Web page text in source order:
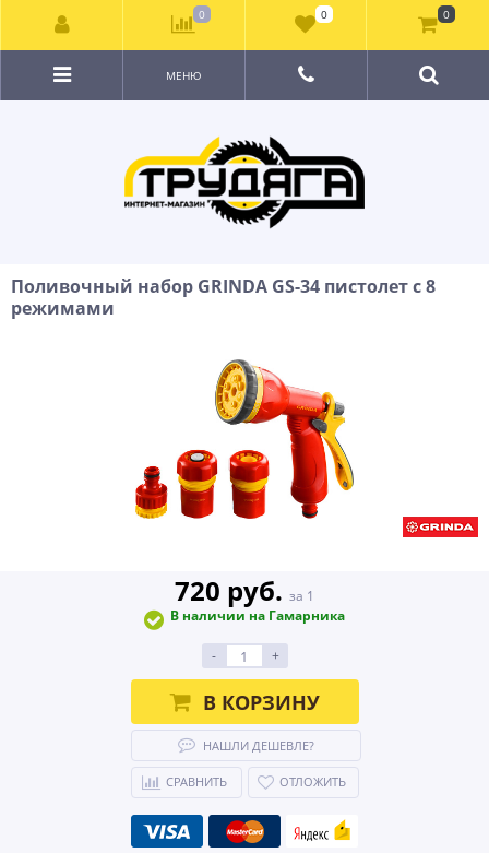
МЕНЮ
Поливочный набор GRINDA GS-34 пистолет с 8
режимами
720 руб. за 1
В наличии на Гамарника
- +
В КОРЗИНУ
НАШЛИ ДЕШЕВЛЕ?
СРАВНИТЬ ОТЛОЖИТЬ
0 0 0